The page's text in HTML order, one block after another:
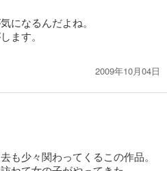
になるんだよね。
ます。
2009年10月04日
も少々関わってくるこの作品。